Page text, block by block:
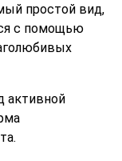
простой вид,
с помощью
активной